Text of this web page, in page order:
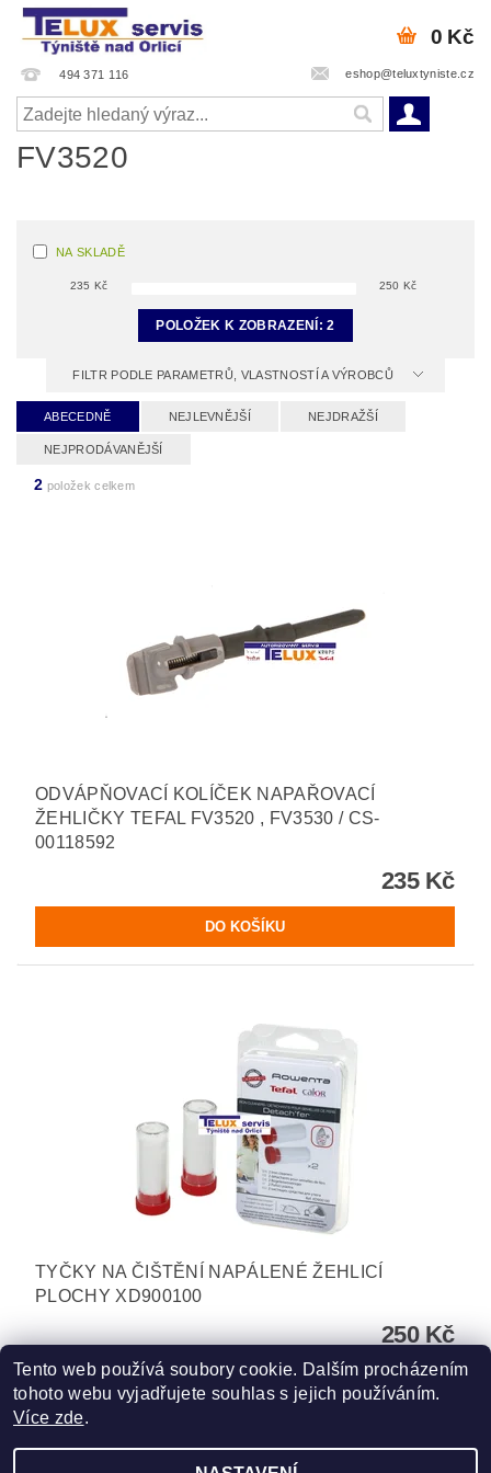
494 371 116 eshop@teluxtyniste.cz
0 Kč
FV3520
NA SKLADĚ
235 Kč 250 Kč
POLOŽEK K ZOBRAZENÍ:2
FILTR PODLE PARAMETRŮ, VLASTNOSTÍ A VÝROBCŮ
ABECEDNĚ NEJLEVNĚJŠÍ NEJDRAŽŠÍ
NEJPRODÁVANĚJŠÍ
2 položek celkem
ODVÁPŇOVACÍ KOLÍČEK NAPAŘOVACÍ
ŽEHLIČKY TEFAL FV3520 , FV3530 / CS-
00118592
235 Kč
TYČKY NA ČIŠTĚNÍ NAPÁLENÉ ŽEHLICÍ
PLOCHY XD900100
250 Kč
Tento web používá soubory cookie. Dalším procházením
tohoto webu vyjadřujete souhlas s jejich používáním.
Více zde.